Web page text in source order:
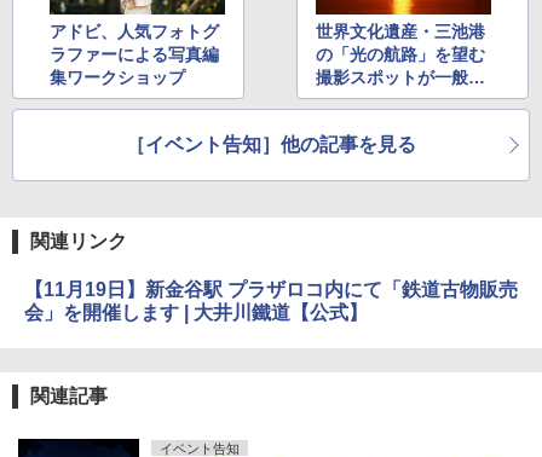
アドビ、人気フォトグ
ラファーによる写真編
集ワークショップ
世界文化遺産・三池港
の「光の航路」を望む
撮影スポットが一般開
放。11月15日～25
［イベント告知］他の記事を見る
関連リンク
【11月19日】新金谷駅 プラザロコ内にて「鉄道古物販売
会」を開催します | 大井川鐵道【公式】
関連記事
イベント告知